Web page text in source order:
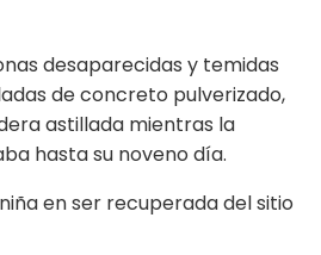
desaparecidas y temidas
de concreto pulverizado,
astillada mientras la
hasta su noveno día.
en ser recuperada del sitio